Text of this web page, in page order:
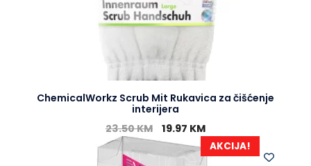
ChemicalWorkz Scrub Mit Rukavica za čišćenje
interijera
23.50KM 19.97 KM
AKCIJA!